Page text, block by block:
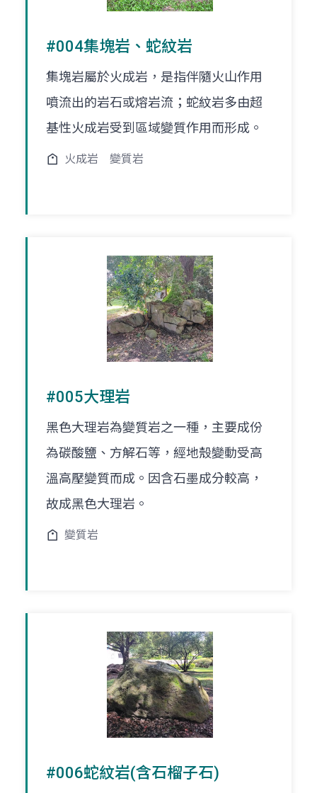
#004集塊岩、蛇紋岩
集塊岩屬於火成岩，是指伴隨火山作用
噴流出的岩石或熔岩流；蛇紋岩多由超
基性火成岩受到區域變質作用而形成。
火成岩 變質岩
#005大理岩
黑色大理岩為變質岩之一種，主要成份
為碳酸鹽、方解石等，經地殼變動受高
溫高壓變質而成。因含石墨成分較高，
故成黑色大理岩。
變質岩
#006蛇紋岩(含石榴子石)